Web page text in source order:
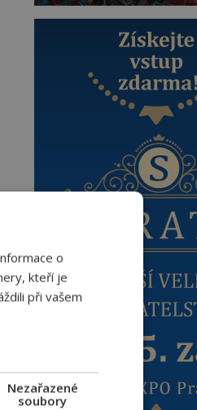
o
kteří je
při vašem
Nezařazené
soubory